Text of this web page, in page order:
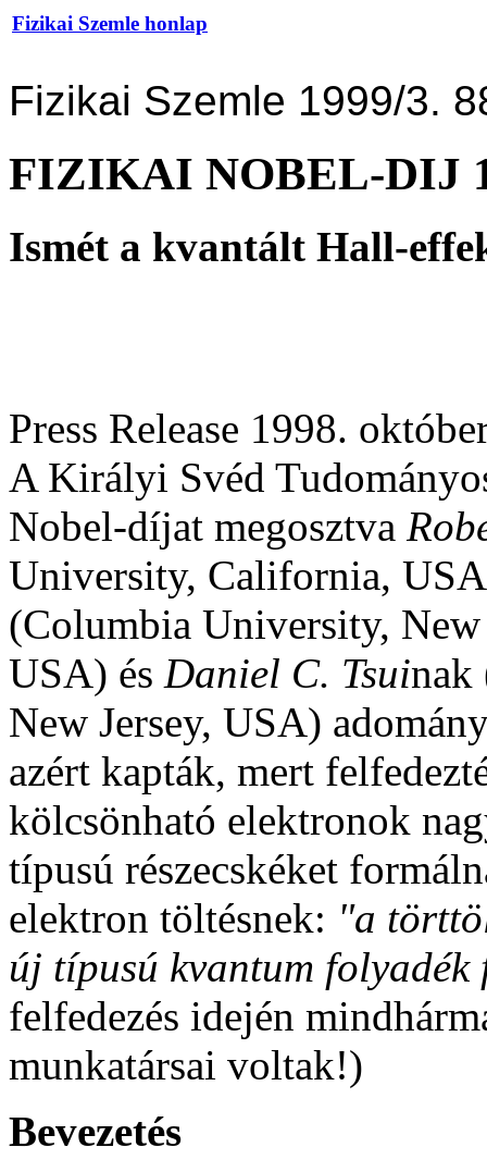
Fizikai Szemle honlap
Fizikai Szemle 1999/3.
FIZIKAI NOBEL-DIJ
Ismét a kvantált Hall-
Press Release 1998.
A Királyi Svéd
Nobel-díjat megosztva
University, California,
(Columbia University,
USA) és Daniel C. Tsuinak
New Jersey, USA)
azért kapták, mert
kölcsönható elektronok
típusú részecskéket
elektron töltésnek: "a
új típusú kvantum folyadék
felfedezés idején
munkatársai voltak!)
Bevezetés